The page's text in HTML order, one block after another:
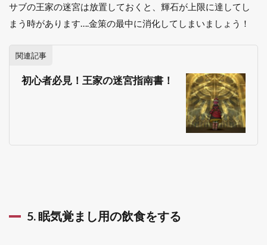
サブの王家の迷宮は放置しておくと、輝石が上限に達してし
まう時があります….金策の最中に消化してしまいましょう！
関連記事
初心者必見！王家の迷宮指南書！
5. 眠気覚まし用の飲食をする